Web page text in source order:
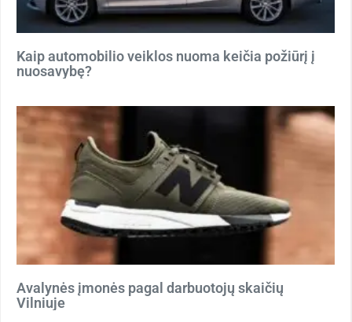
Kaip automobilio veiklos nuoma keičia požiūrį į
nuosavybę?
Avalynės įmonės pagal darbuotojų skaičių
Vilniuje